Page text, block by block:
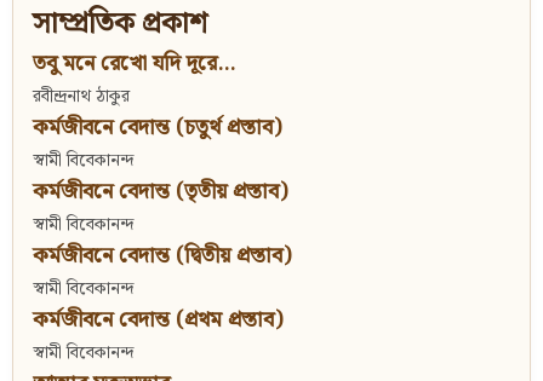
সাম্প্রতিক প্রকাশ
তবু মনে রেখো যদি দূরে...
রবীন্দ্রনাথ ঠাকুর
কর্মজীবনে বেদান্ত (চতুর্থ প্রস্তাব)
স্বামী বিবেকানন্দ
কর্মজীবনে বেদান্ত (তৃতীয় প্রস্তাব)
স্বামী বিবেকানন্দ
কর্মজীবনে বেদান্ত (দ্বিতীয় প্রস্তাব)
স্বামী বিবেকানন্দ
কর্মজীবনে বেদান্ত (প্রথম প্রস্তাব)
স্বামী বিবেকানন্দ